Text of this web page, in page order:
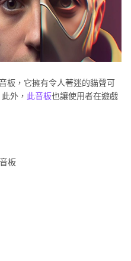
板，它擁有令人著迷的貓聲可
外， 此音板也讓使用者在遊戲
板